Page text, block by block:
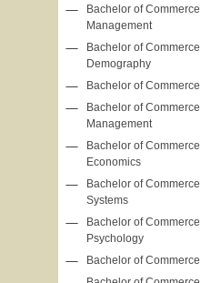
Bachelor of
Management
Bachelor of
Demography
Bachelor of
Bachelor of
Management
Bachelor of
Economics
Bachelor of
Systems
Bachelor of
Psychology
Bachelor of